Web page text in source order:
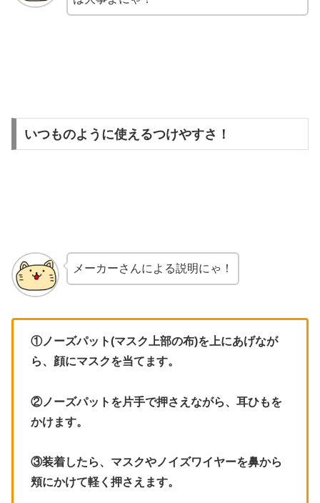
いつものように使えるつけやすさ！
メーカーさんによる説明にゃ！
①ノーズパット(マスク上部の布)を上にあげなが
ら、顔にマスクを当てます。
②ノーズパットを片手で押さえながら、耳ひもを
かけます。
③装着したら、マスクやノイズワイヤーを鼻から
頬にかけて軽く押さえます。